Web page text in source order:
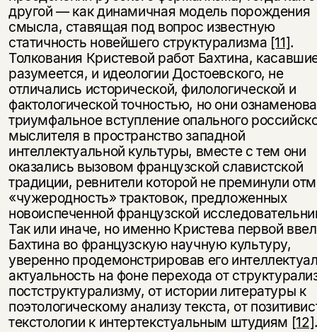
другой — как динамичная модель порождения
смысла, ставящая под вопрос известную
статичность новейшего структурализма [11].
Толкования Кристевой работ Бахтина,
разумеется, и идеологии Достоевского, не
отличались исторической, филологической и
фактологической точностью, но они
триумфальное вступление опального
мыслителя в пространство западной
интеллектуальной культуры, вместе с тем они
оказались вызовом французской славистской
традиции, ревнители которой не преминули
«чужеродность» трактовок, предложенных
новоиспеченной французской
Так или иначе, но именно Кристева первой
Бахтина во французскую научную культуру,
уверенно продемонстрировав его
актуальность на фоне перехода от
постструктурализму, от истории литературы к
поэтологическому анализу текста, от
текстологии к интертекстуальным штудиям [12]